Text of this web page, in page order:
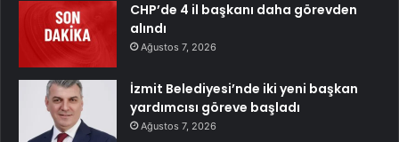
CHP’de 4 il başkanı daha görevden
alındı
Ağustos 7, 2026
İzmit Belediyesi’nde iki yeni başkan
yardımcısı göreve başladı
Ağustos 7, 2026